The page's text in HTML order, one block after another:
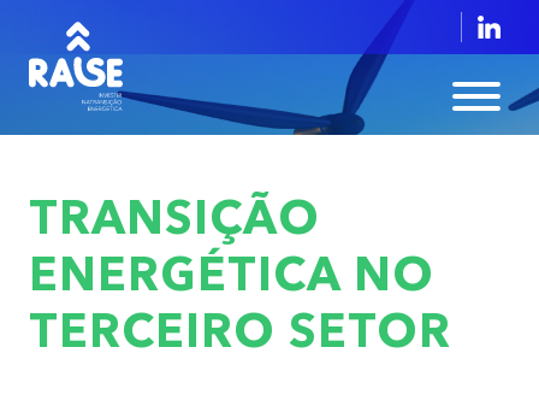
TRANSIÇÃO
ENERGÉTICA NO
TERCEIRO SETOR